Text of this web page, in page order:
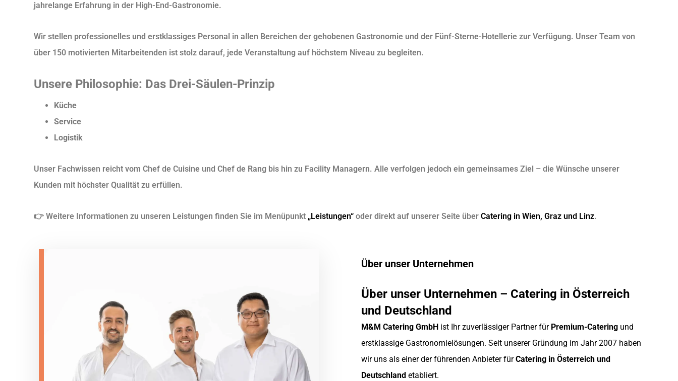
jahrelange Erfahrung in der High-End-Gastronomie.
Wir stellen professionelles und erstklassiges Personal in allen Bereichen der gehobenen Gastronomie und der Fünf-Sterne-Hotellerie zur Verfügung. Unser Team von
über 150 motivierten Mitarbeitenden ist stolz darauf, jede Veranstaltung auf höchstem Niveau zu begleiten.
Unsere Philosophie: Das Drei-Säulen-Prinzip
Küche
Service
Logistik
Unser Fachwissen reicht vom Chef de Cuisine und Chef de Rang bis hin zu Facility Managern. Alle verfolgen jedoch ein gemeinsames Ziel – die Wünsche unserer
Kunden mit höchster Qualität zu erfüllen.
👉 Weitere Informationen zu unseren Leistungen finden Sie im Menüpunkt „Leistungen“ oder direkt auf unserer Seite überCatering in Wien, Graz und Linz.
Über unser Unternehmen
Über unser Unternehmen – Catering in Österreich
und Deutschland
M&M Catering GmbH ist Ihr zuverlässiger Partner für Premium-Catering und
erstklassige Gastronomielösungen. Seit unserer Gründung im Jahr 2007 haben
wir uns als einer der führenden Anbieter fürCatering in Österreich und
Deutschland etabliert.